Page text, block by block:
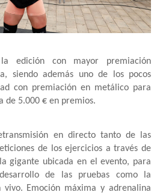
edición con mayor premiación
siendo además uno de los pocos
con premiación en metálico para
de 5.000 € en premios.
en directo tanto de las
de los ejercicios a través de
gigante ubicada en el evento, para
de las pruebas como la
Emoción máxima y adrenalina